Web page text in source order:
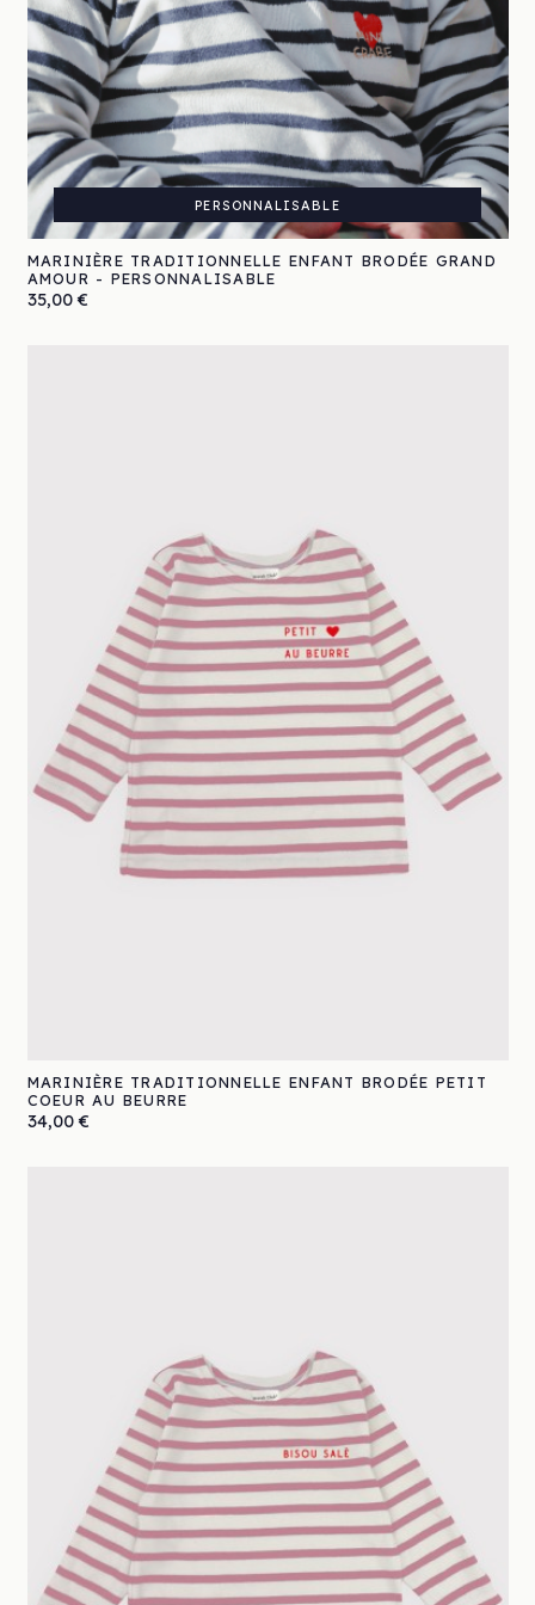
PERSONNALISABLE
MARINIÈRE TRADITIONNELLE ENFANT BRODÉE GRAND
AMOUR - PERSONNALISABLE
Prix
35,00 €
MARINIÈRE TRADITIONNELLE ENFANT BRODÉE PETIT
COEUR AU BEURRE
Prix
34,00 €